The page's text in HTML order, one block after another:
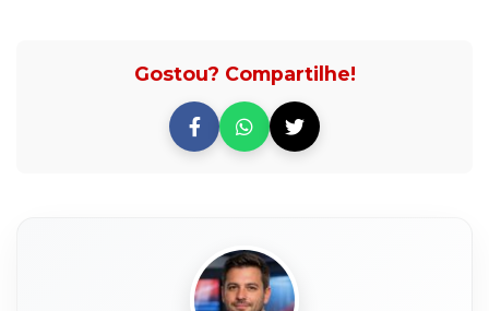
Gostou? Compartilhe!